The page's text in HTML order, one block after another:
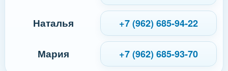
Наталья +7 (962) 685-94-22
Мария +7 (962) 685-93-70